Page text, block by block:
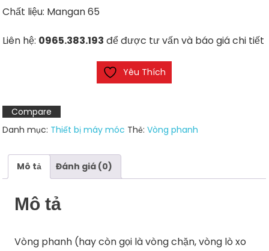
Chất liệu: Mangan 65
Liên hệ: 0965.383.193 để được tư vấn và báo giá chi tiết
Yêu Thích
Compare
Danh mục: Thiết bị máy móc Thẻ:Vòng phanh
Mô tả Đánh giá (0)
Mô tả
Vòng phanh (hay còn gọi là vòng chặn, vòng lò xo